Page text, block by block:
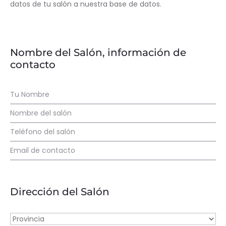
datos de tu salón a nuestra base de datos.
Nombre del Salón, información de
contacto
Dirección del Salón